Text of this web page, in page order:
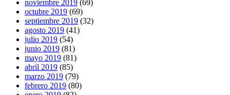
noviembre 2019 (69)
octubre 2019 (69)
septiembre 2019 (32)
agosto 2019 (41)
julio 2019 (54)
junio 2019 (81)
mayo 2019 (81)
abril 2019 (85)
marzo 2019 (79)
febrero 2019 (80)